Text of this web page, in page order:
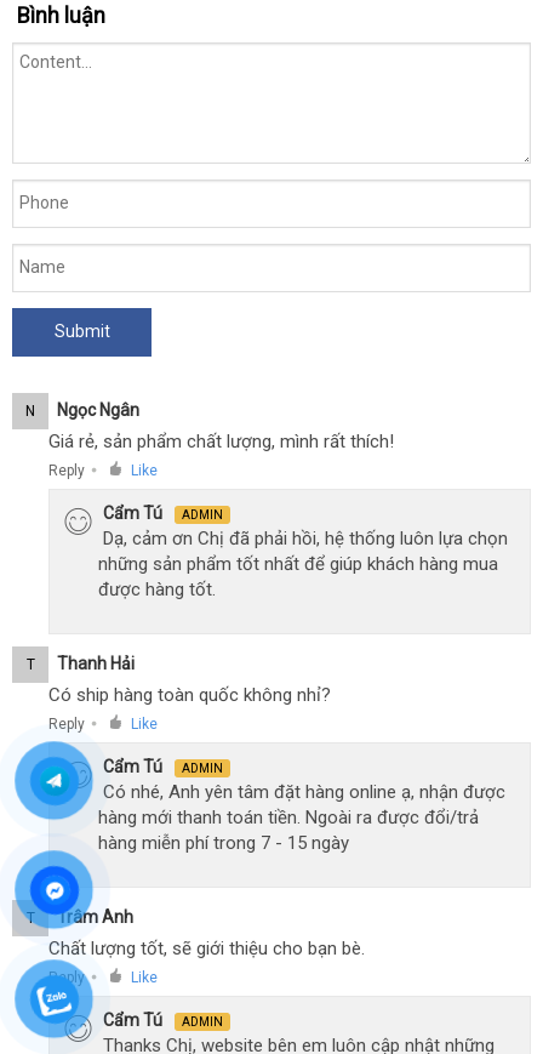
Bình luận
N Ngọc Ngân
Giá rẻ, sản phẩm chất lượng, mình rất thích!
Reply ● Like
Cẩm Tú ADMIN
Dạ, cảm ơn Chị đã phải hồi, hệ thống luôn lựa chọn
những sản phẩm tốt nhất để giúp khách hàng mua
được hàng tốt.
T Thanh Hải
Có ship hàng toàn quốc không nhỉ?
Reply ● Like
Cẩm Tú ADMIN
Có nhé, Anh yên tâm đặt hàng online ạ, nhận được
hàng mới thanh toán tiền. Ngoài ra được đổi/trả
hàng miễn phí trong 7 - 15 ngày
T Trâm Anh
Chất lượng tốt, sẽ giới thiệu cho bạn bè.
Reply ● Like
Cẩm Tú ADMIN
Thanks Chị, website bên em luôn cập nhật những